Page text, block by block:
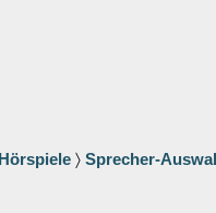
Hörspiele 〉 Sprecher-